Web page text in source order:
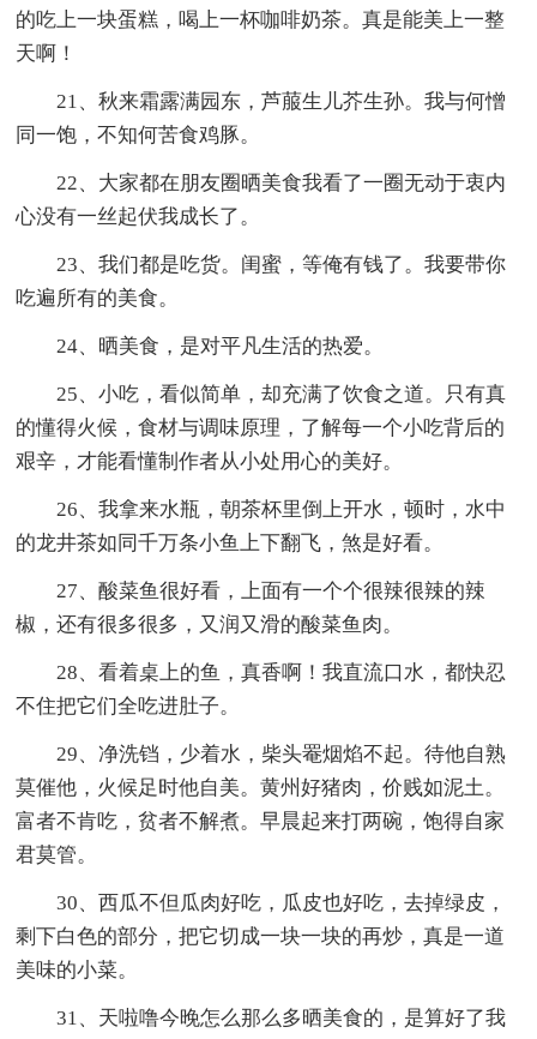
的吃上一块蛋糕，喝上一杯咖啡奶茶。真是能美上一整
天啊！
21、秋来霜露满园东，芦菔生儿芥生孙。我与何憎
同一饱，不知何苦食鸡豚。
22、大家都在朋友圈晒美食我看了一圈无动于衷内
心没有一丝起伏我成长了。
23、我们都是吃货。闺蜜，等俺有钱了。我要带你
吃遍所有的美食。
24、晒美食，是对平凡生活的热爱。
25、小吃，看似简单，却充满了饮食之道。只有真
的懂得火候，食材与调味原理，了解每一个小吃背后的
艰辛，才能看懂制作者从小处用心的美好。
26、我拿来水瓶，朝茶杯里倒上开水，顿时，水中
的龙井茶如同千万条小鱼上下翻飞，煞是好看。
27、酸菜鱼很好看，上面有一个个很辣很辣的辣
椒，还有很多很多，又润又滑的酸菜鱼肉。
28、看着桌上的鱼，真香啊！我直流口水，都快忍
不住把它们全吃进肚子。
29、净洗铛，少着水，柴头罨烟焰不起。待他自熟
莫催他，火候足时他自美。黄州好猪肉，价贱如泥土。
富者不肯吃，贫者不解煮。早晨起来打两碗，饱得自家
君莫管。
30、西瓜不但瓜肉好吃，瓜皮也好吃，去掉绿皮，
剩下白色的部分，把它切成一块一块的再炒，真是一道
美味的小菜。
31、天啦噜今晚怎么那么多晒美食的，是算好了我